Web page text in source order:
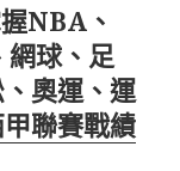
NBA、
球、足
奧運、運
聯賽戰績